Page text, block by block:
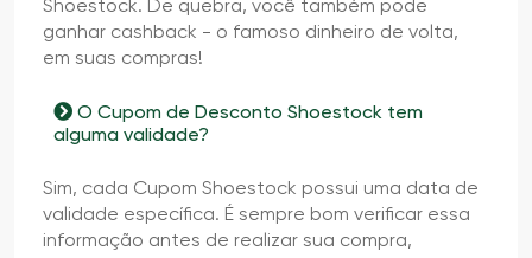
Shoestock. De quebra, você também pode
ganhar cashback - o famoso dinheiro de volta,
em suas compras!
O Cupom de Desconto Shoestock tem
alguma validade?
Sim, cada Cupom Shoestock possui uma data de
validade específica. É sempre bom verificar essa
informação antes de realizar sua compra,